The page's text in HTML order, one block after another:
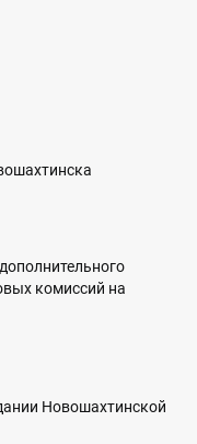
комиссий на
Новошахтинской